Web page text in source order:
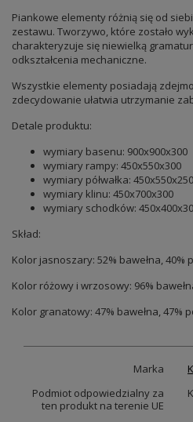
Piankowe elementy różnią się od
zestawu. Tworzywo, które zostało
charakteryzuje się niewielką
odkształcenia mechaniczne.
Wszystkie elementy posiadają
zdecydowanie ułatwia utrzymanie
Detale produktu:
wymiary basenu: 900x900x300
wymiary rampy: 450x550x300
wymiary półwałka: 450x550x250
wymiary klinu: 450x700x300
wymiary schodków:
Skład:
Kolor jasnoszary: 52% bawełna, 40%
Kolor różowy i wrzosowy: 96%
Kolor granatowy: 47% bawełna, 47%
Marka
Podmiot odpowiedzialny za
ten produkt na terenie UE